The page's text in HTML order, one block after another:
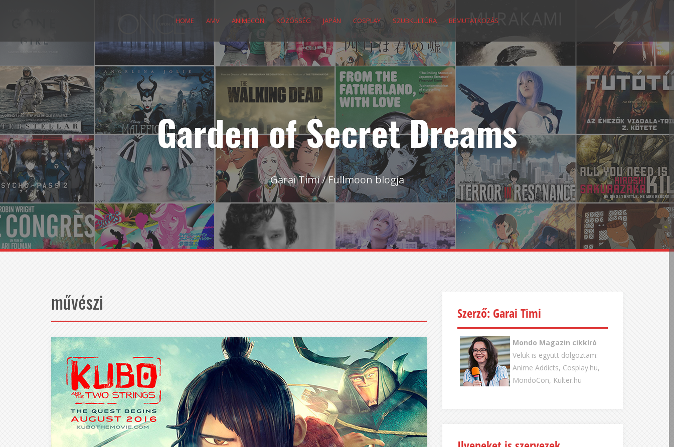
HOME AMV ANIMECON KÖZÖSSÉG JAPÁN COSPLAY SZUBKULTÚRA BEMUTATKOZÁS
Garden of Secret Dreams
Garai Timi / Fullmoon blogja
művészi Szerző: Garai Timi
Mondo Magazin cikkíró
Velük is együtt dolgoztam:
Anime Addicts, Cosplay.hu,
MondoCon, Kulter.hu